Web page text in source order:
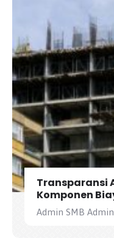
Transparansi
Komponen
(Overhead)
Admin SMB